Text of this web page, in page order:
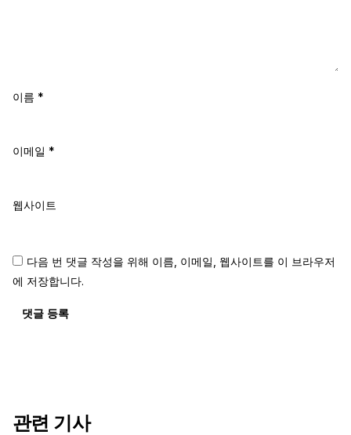
이름 *
이메일 *
웹사이트
다음 번 댓글 작성을 위해 이름, 이메일, 웹사이트를 이 브라우저
에 저장합니다.
댓글 등록
관련 기사